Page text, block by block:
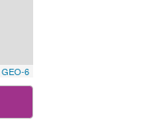
GEO-6